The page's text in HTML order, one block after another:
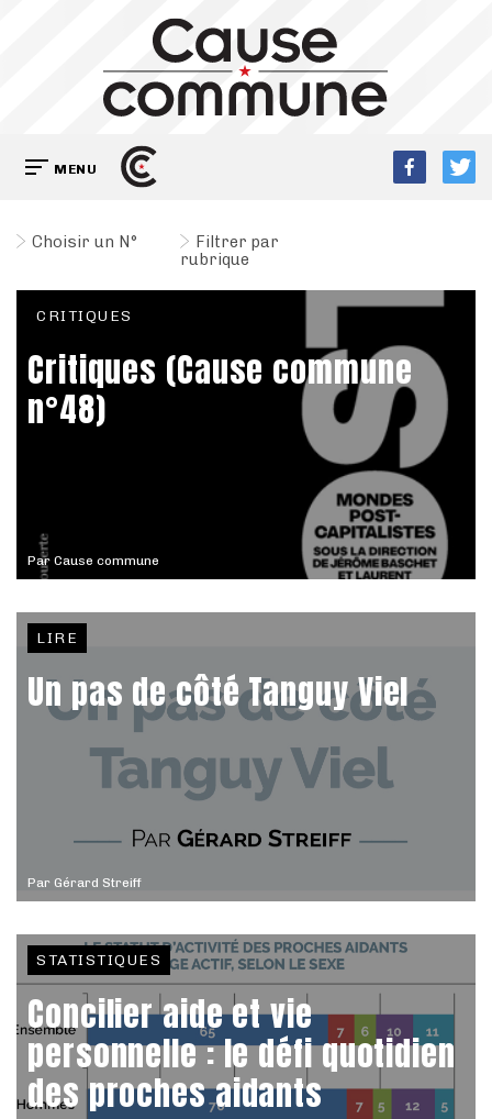
MENU
Choisir un N°
Filtrer par
rubrique
Par Cause commune
CRITIQUES
Critiques (Cause commune
n°48)
Par Gérard Streiff
LIRE
Un pas de côté Tanguy Viel
STATISTIQUES
Concilier aide et vie
personnelle : le défi quotidien
des proches aidants